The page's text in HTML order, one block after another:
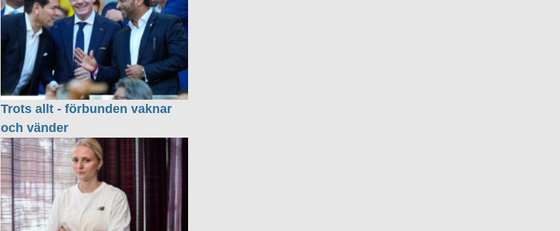
Trots allt - förbunden vaknar
och vänder